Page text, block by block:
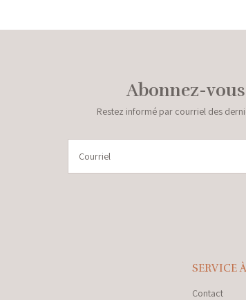
Abonnez-
Restez informé par courriel des
SERVICE
Contact